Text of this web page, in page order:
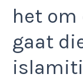
het om
gaat